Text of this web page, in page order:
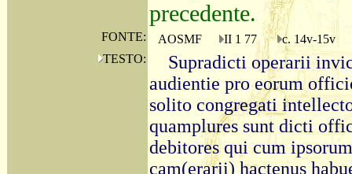
precedente.
FONTE: AOSMF II 1 77
c. 14v-15v
TESTO:
Supradicti operarii
audientie pro eorum
solito congregati
quamplures sunt dicti
debitores qui cum
cam(erarii) hactenus